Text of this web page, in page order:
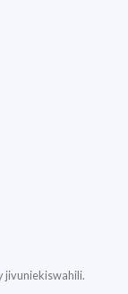
jivuniekiswahili.